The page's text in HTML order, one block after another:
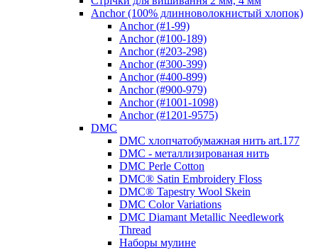
Anchor (100% длинноволокнистый хлопок)
Anchor (#1-99)
Anchor (#100-189)
Anchor (#203-298)
Anchor (#300-399)
Anchor (#400-899)
Anchor (#900-979)
Anchor (#1001-1098)
Anchor (#1201-9575)
DMC
DMC хлопчатобумажная нить art.177
DMC - металлизированая нить
DMC Perle Cotton
DMC® Satin Embroidery Floss
DMC® Tapestry Wool Skein
DMC Color Variations
DMC Diamant Metallic Needlework
Thread
Наборы мулине